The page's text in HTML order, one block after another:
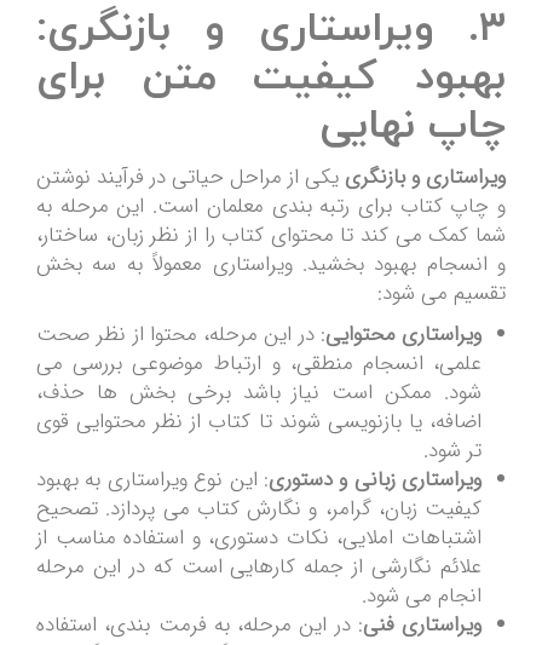
۳. ویراستاری و بازنگری:
بهبود کیفیت متن برای
چاپ نهایی
ویراستاری و بازنگری یکی از مراحل حیاتی در فرآیند نوشتن
و چاپ کتاب برای رتبه بندی معلمان است. این مرحله به
شما کمک می کند تا محتوای کتاب را از نظر زبان، ساختار،
و انسجام بهبود بخشید. ویراستاری معمولاً به سه بخش
تقسیم می شود:
ویراستاری محتوایی: در این مرحله، محتوا از نظر صحت
علمی، انسجام منطقی، و ارتباط موضوعی بررسی می
شود. ممکن است نیاز باشد برخی بخش ها حذف،
اضافه، یا بازنویسی شوند تا کتاب از نظر محتوایی قوی
تر شود.
ویراستاری زبانی و دستوری: این نوع ویراستاری به بهبود
کیفیت زبان، گرامر، و نگارش کتاب می پردازد. تصحیح
اشتباهات املایی، نکات دستوری، و استفاده مناسب از
علائم نگارشی از جمله کارهایی است که در این مرحله
انجام می شود.
ویراستاری فنی: در این مرحله، به فرمت بندی، استفاده